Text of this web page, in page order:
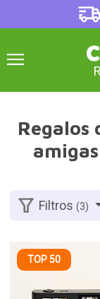
Regalos
Filtros(3)
TOP 50